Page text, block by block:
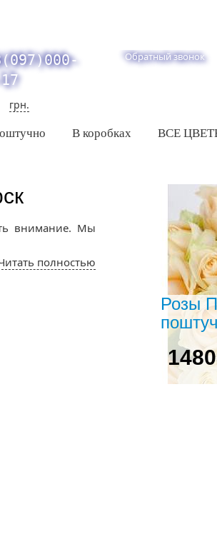
Обратный звонок
грн.
В коробках ВСЕ
внимание. Мы
доставляться из
заранее. Если
полностью
Розы
1480